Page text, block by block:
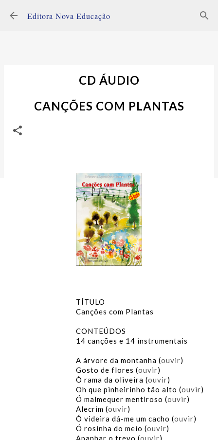
Avançar para o conteúdo principal
Editora Nova Educação
CD ÁUDIO
CANÇÕES COM PLANTAS
TÍTULO
Canções com Plantas
CONTEÚDOS
14 canções e 14 instrumentais
A árvore da montanha (ouvir)
Gosto de flores (ouvir)
Ó rama da oliveira (ouvir)
Oh que pinheirinho tão alto (ouvir)
Ó malmequer mentiroso (ouvir)
Alecrim (ouvir)
Ó videira dá-me um cacho (ouvir)
Ó rosinha do meio (ouvir)
Apanhar o trevo (ouvir)